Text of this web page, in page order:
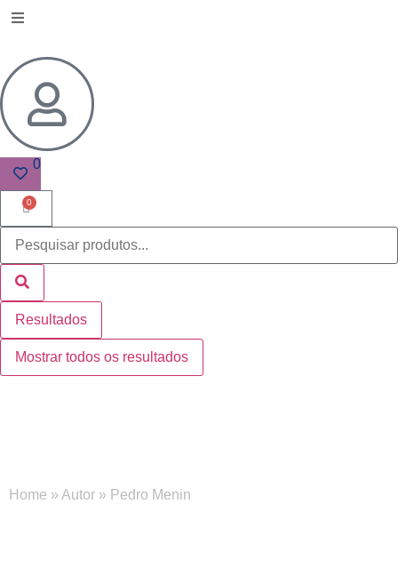
0
0
Resultados
Mostrar todos os resultados
Home » Autor » Pedro Menin